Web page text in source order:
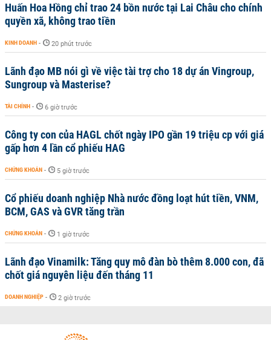
Huấn Hoa Hồng chỉ trao 24 bồn nước tại Lai Châu cho chính
quyền xã, không trao tiền
KINH DOANH - 20 phút trước
Lãnh đạo MB nói gì về việc tài trợ cho 18 dự án Vingroup,
Sungroup và Masterise?
TÀI CHÍNH - 6 giờ trước
Công ty con của HAGL chốt ngày IPO gần 19 triệu cp với giá
gấp hơn 4 lần cổ phiếu HAG
CHỨNG KHOÁN - 5 giờ trước
Cổ phiếu doanh nghiệp Nhà nước đồng loạt hút tiền, VNM,
BCM, GAS và GVR tăng trần
CHỨNG KHOÁN - 1 giờ trước
Lãnh đạo Vinamilk: Tăng quy mô đàn bò thêm 8.000 con, đã
chốt giá nguyên liệu đến tháng 11
DOANH NGHIỆP - 2 giờ trước